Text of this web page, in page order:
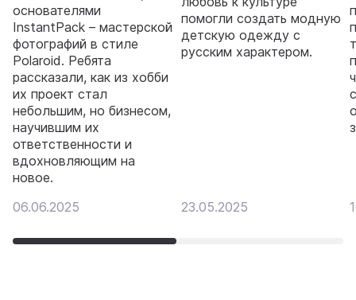
основателями
InstantPack – мастерской
фотографий в стиле
Polaroid. Ребята
рассказали, как из хобби
их проект стал
небольшим, но бизнесом,
научившим их
ответственности и
вдохновляющим на
новое.
06.06.2025
помогли создать модную
детскую одежду с
русским характером.
23.05.2025